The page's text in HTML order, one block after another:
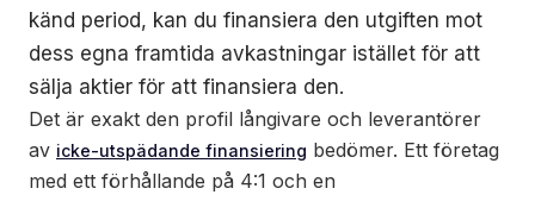
känd period, kan du finansiera den utgiften mot
dess egna framtida avkastningar istället för att
sälja aktier för att finansiera den.
Det är exakt den profil långivare och leverantörer
av icke-utspädande finansiering bedömer. Ett företag
med ett förhållande på 4:1 och en